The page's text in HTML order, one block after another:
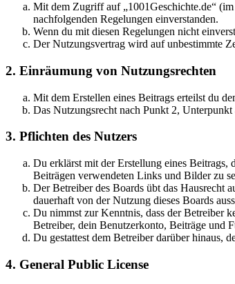
Mit dem Zugriff auf „1001Geschichte.de“
nachfolgenden Regelungen einverstanden.
Wenn du mit diesen Regelungen nicht
Der Nutzungsvertrag wird auf unbestimmte
2. Einräumung von Nutzungsrechten
Mit dem Erstellen eines Beitrags erteilst du
Das Nutzungsrecht nach Punkt 2,
3. Pflichten des Nutzers
Du erklärst mit der Erstellung eines Beitrags,
Beiträgen verwendeten Links und Bilder zu
Der Betreiber des Boards übt das Hausrecht
dauerhaft von der Nutzung dieses Boards
Du nimmst zur Kenntnis, dass der Betreiber
Betreiber, dein Benutzerkonto, Beiträge und
Du gestattest dem Betreiber darüber hinaus,
4. General Public License